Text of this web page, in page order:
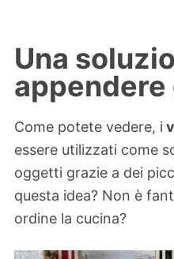
Una
Come potete vedere, i
essere utilizzati come
oggetti grazie a dei
questa idea? Non è
ordine la cucina?